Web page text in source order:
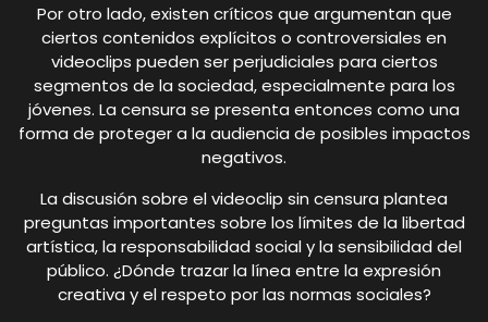
Por otro lado, existen críticos que argumentan que
ciertos contenidos explícitos o controversiales en
videoclips pueden ser perjudiciales para ciertos
segmentos de la sociedad, especialmente para los
jóvenes. La censura se presenta entonces como una
forma de proteger a la audiencia de posibles impactos
negativos.
La discusión sobre el videoclip sin censura plantea
preguntas importantes sobre los límites de la libertad
artística, la responsabilidad social y la sensibilidad del
público. ¿Dónde trazar la línea entre la expresión
creativa y el respeto por las normas sociales?